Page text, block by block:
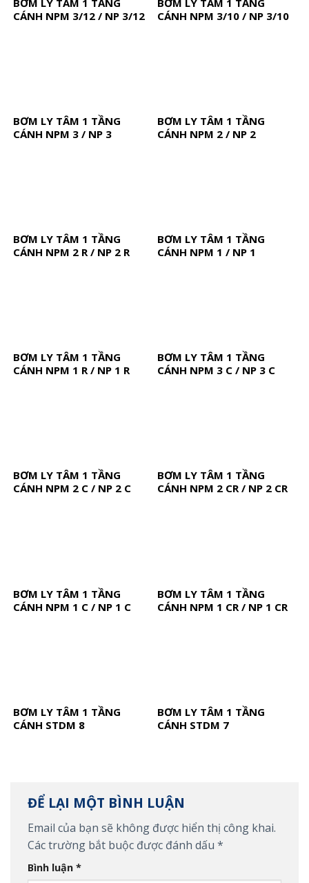
BƠM LY TÂM 1 TẦNG
CÁNH NPM 3/12 / NP 3/12
BƠM LY TÂM 1 TẦNG
CÁNH NPM 3/10 / NP 3/10
BƠM LY TÂM 1 TẦNG
CÁNH NPM 3 / NP 3
BƠM LY TÂM 1 TẦNG
CÁNH NPM 2 / NP 2
BƠM LY TÂM 1 TẦNG
CÁNH NPM 2 R / NP 2 R
BƠM LY TÂM 1 TẦNG
CÁNH NPM 1 / NP 1
BƠM LY TÂM 1 TẦNG
CÁNH NPM 1 R / NP 1 R
BƠM LY TÂM 1 TẦNG
CÁNH NPM 3 C / NP 3 C
BƠM LY TÂM 1 TẦNG
CÁNH NPM 2 C / NP 2 C
BƠM LY TÂM 1 TẦNG
CÁNH NPM 2 CR / NP 2 CR
BƠM LY TÂM 1 TẦNG
CÁNH NPM 1 C / NP 1 C
BƠM LY TÂM 1 TẦNG
CÁNH NPM 1 CR / NP 1 CR
BƠM LY TÂM 1 TẦNG
CÁNH STDM 8
BƠM LY TÂM 1 TẦNG
CÁNH STDM 7
ĐỂ LẠI MỘT BÌNH LUẬN
Email của bạn sẽ không được hiển thị công khai.
Các trường bắt buộc được đánh dấu *
Bình luận *